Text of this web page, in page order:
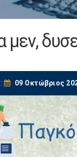
μεν,
09 Οκτώβριος